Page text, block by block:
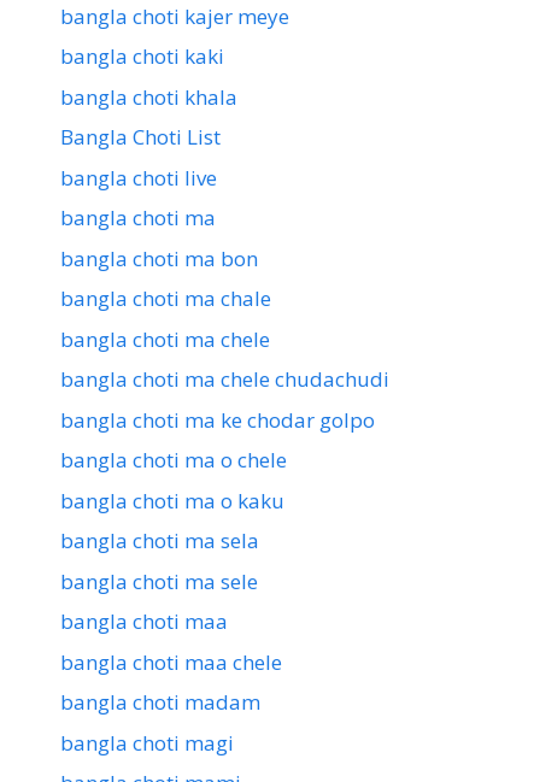
bangla choti kajer meye
bangla choti kaki
bangla choti khala
Bangla Choti List
bangla choti live
bangla choti ma
bangla choti ma bon
bangla choti ma chale
bangla choti ma chele
bangla choti ma chele chudachudi
bangla choti ma ke chodar golpo
bangla choti ma o chele
bangla choti ma o kaku
bangla choti ma sela
bangla choti ma sele
bangla choti maa
bangla choti maa chele
bangla choti madam
bangla choti magi